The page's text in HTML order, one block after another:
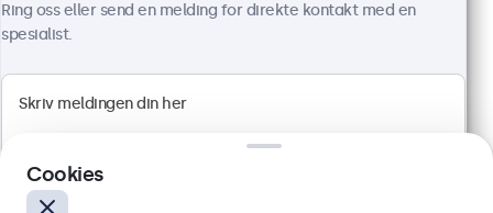
10" Touchskjerm
Artikkelnr.:
10TS7
Full HD multi-touch panel
Ring oss eller send en melding for direkte kontakt med en
spesialist.
Cookies